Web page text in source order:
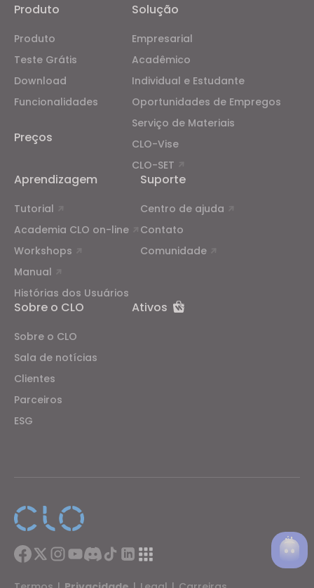
Produto
Produto
Teste Grátis
Download
Funcionalidades
Preços
Solução
Empresarial
Acadêmico
Individual e Estudante
Oportunidades de Empregos
Serviço de Materiais
CLO-Vise
CLO-SET
Aprendizagem
Tutorial
Academia CLO on-line
Workshops
Manual
Histórias dos Usuários
Suporte
Centro de ajuda
Contato
Comunidade
Sobre o CLO
Sobre o CLO
Sala de notícias
Clientes
Parceiros
ESG
Ativos
If you reject all, some features might not function
properly.